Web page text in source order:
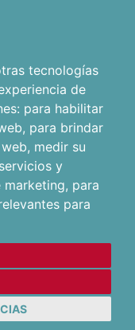
tecnologías
de
para habilitar
, para brindar
, medir su
y
marketing, para
para